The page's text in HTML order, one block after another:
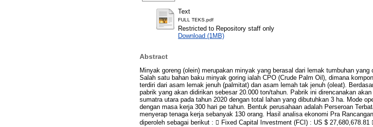
Text
FULL TEKS.pdf
Restricted to Repository staff only
Download (1MB)
Abstract
Minyak goreng (olein) merupakan minyak yang berasal dari lemak tumbuhan
Salah satu bahan baku minyak goring ialah CPO (Crude Palm Oil), dimana
terdiri dari asam lemak jenuh (palmitat) dan asam lemah tak jenuh (oleat).
pabrik yang akan didirikan sebesar 20.000 ton/tahun. Pabrik ini direncanakan
sumatra utara pada tahun 2020 dengan total lahan yang dibutuhkan 3 ha. Mode
dengan masa kerja 300 hari pe tahun. Bentuk perusahaan adalah Perseroan
menyerap tenaga kerja sebanyak 130 orang. Hasil analisa ekonomi Pra
diperoleh sebagai berikut :  Fixed Capital Investment (FCI) : US $